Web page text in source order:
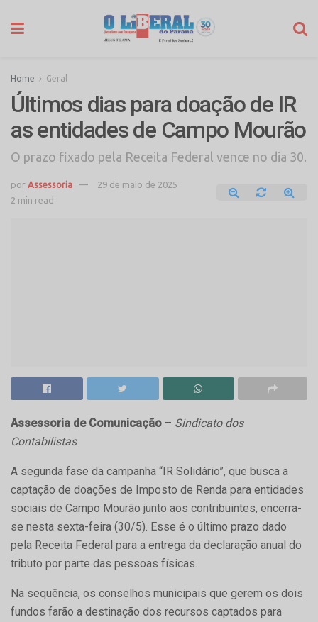
Home Geral
Últimos dias para doação de IR
as entidades de Campo Mourão
O prazo fixado pela Receita Federal vence no dia 30.
por Assessoria
29 de maio de 2025
2 min read
Assessoria de Comunicação – Sindicato dos
Contabilistas
A segunda fase da campanha “IR Solidário”, que busca a
captação de doações de Imposto de Renda para entidades
sociais de Campo Mourão junto aos contribuintes, encerra-
se nesta sexta-feira (30/5). Esse é o último prazo dado
pela Receita Federal para a entrega da declaração anual do
tributo por parte das pessoas físicas.
Na sequência, os conselhos municipais que gerem os dois
fundos farão a destinação dos recursos captados para